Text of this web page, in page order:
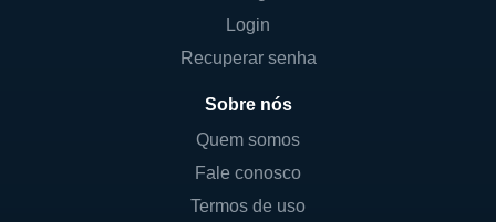
a eficácia no treinamento, garantindo que os
usuários possam obter a melhor experiência
Simuladores de disparo: Equipamentos
que permitem aos usuários praticar suas
habilidades de tiro em um ambiente
Login
Recuperar senha
Sobre nós
Quem somos
Fale conosco
Termos de uso